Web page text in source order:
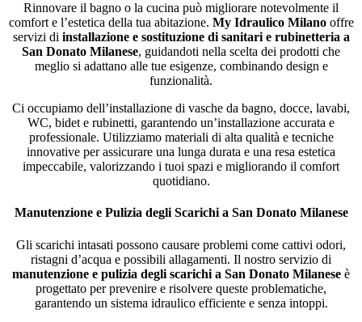
Rinnovare il bagno o la cucina può migliorare notevolmente il
comfort e l’estetica della tua abitazione. My Idraulico Milanooffre
servizi di installazione e sostituzione di sanitari e rubinetteria a
San Donato Milanese, guidandoti nella scelta dei prodotti che
meglio si adattano alle tue esigenze, combinando design e
funzionalità.
Ci occupiamo dell’installazione di vasche da bagno, docce, lavabi,
WC, bidet e rubinetti, garantendo un’installazione accurata e
professionale. Utilizziamo materiali di alta qualità e tecniche
innovative per assicurare una lunga durata e una resa estetica
impeccabile, valorizzando i tuoi spazi e migliorando il comfort
quotidiano.
Manutenzione e Pulizia degli Scarichi a San Donato Milanese
Gli scarichi intasati possono causare problemi come cattivi odori,
ristagni d’acqua e possibili allagamenti. Il nostro servizio di
manutenzione e pulizia degli scarichi a San Donato Milanese è
progettato per prevenire e risolvere queste problematiche,
garantendo un sistema idraulico efficiente e senza intoppi.